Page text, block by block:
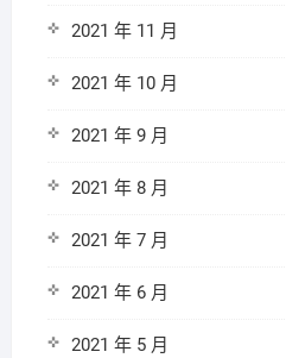
2021 年 11 月
2021 年 10 月
2021 年 9 月
2021 年 8 月
2021 年 7 月
2021 年 6 月
2021 年 5 月